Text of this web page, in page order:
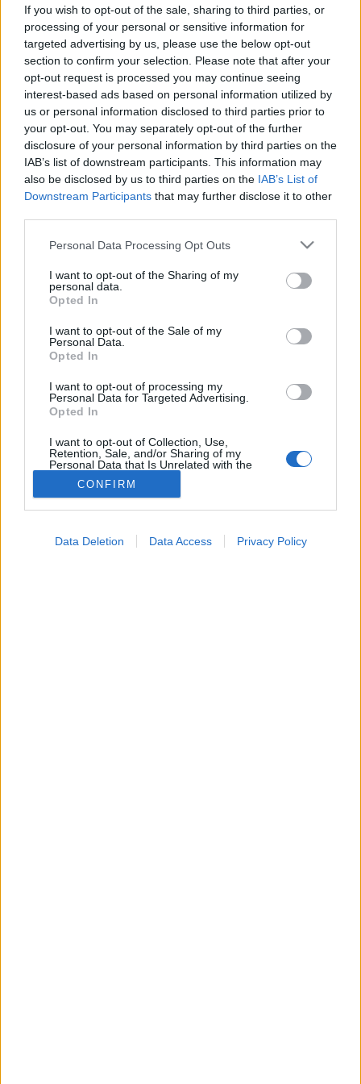
If you wish to opt-out of the sale, sharing to third parties, or
processing of your personal or sensitive information for
targeted advertising by us, please use the below opt-out
section to confirm your selection. Please note that after your
opt-out request is processed you may continue seeing
interest-based ads based on personal information utilized by
us or personal information disclosed to third parties prior to
your opt-out. You may separately opt-out of the further
disclosure of your personal information by third parties on the
IAB’s list of downstream participants. This information may
also be disclosed by us to third parties on the IAB’s List of
Downstream Participants that may further disclose it to other
Please note that this website/app uses one or more Google
not limited to your visit or usage behaviour. You may click to
grant or deny consent to Google and its third-party tags to
use your data for below specified purposes in below Google
consent section.
Personal Data Processing Opt Outs
I want to opt-out of the Sharing of my
personal data.
Opted In
I want to opt-out of the Sale of my
Personal Data.
Opted In
I want to opt-out of processing my
Personal Data for Targeted Advertising.
Opted In
I want to opt-out of Collection, Use,
Retention, Sale, and/or Sharing of my
Personal Data that Is Unrelated with the
Purposes for which it was collected.
Opted Out
CONFIRM
Data Deletion Data Access Privacy Policy
tudomány
2025. július 25. 12:24
Küldés Küldés Messengeren